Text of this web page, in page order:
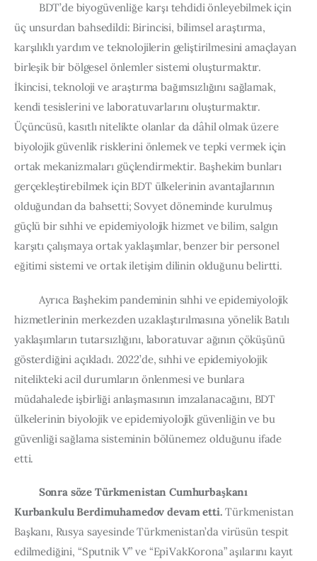
BDT’de biyogüvenliğe karşı tehdidi önleyebilmek için
üç unsurdan bahsedildi: Birincisi, bilimsel araştırma,
karşılıklı yardım ve teknolojilerin geliştirilmesini amaçlayan
birleşik bir bölgesel önlemler sistemi oluşturmaktır.
İkincisi, teknoloji ve araştırma bağımsızlığını sağlamak,
kendi tesislerini ve laboratuvarlarını oluşturmaktır.
Üçüncüsü, kasıtlı nitelikte olanlar da dâhil olmak üzere
biyolojik güvenlik risklerini önlemek ve tepki vermek için
ortak mekanizmaları güçlendirmektir. Başhekim bunları
gerçekleştirebilmek için BDT ülkelerinin avantajlarının
olduğundan da bahsetti; Sovyet döneminde kurulmuş
güçlü bir sıhhi ve epidemiyolojik hizmet ve bilim, salgın
karşıtı çalışmaya ortak yaklaşımlar, benzer bir personel
eğitimi sistemi ve ortak iletişim dilinin olduğunu belirtti.
Ayrıca Başhekim pandeminin sıhhi ve epidemiyolojik
hizmetlerinin merkezden uzaklaştırılmasına yönelik Batılı
yaklaşımların tutarsızlığını, laboratuvar ağının çöküşünü
gösterdiğini açıkladı. 2022’de, sıhhi ve epidemiyolojik
nitelikteki acil durumların önlenmesi ve bunlara
müdahalede işbirliği anlaşmasının imzalanacağını, BDT
ülkelerinin biyolojik ve epidemiyolojik güvenliğin ve bu
güvenliği sağlama sisteminin bölünemez olduğunu ifade
etti.
Sonra söze Türkmenistan Cumhurbaşkanı
Kurbankulu Berdimuhamedov devam etti. Türkmenistan
Başkanı, Rusya sayesinde Türkmenistan’da virüsün tespit
edilmediğini, “Sputnik V” ve “EpiVakKorona” aşılarını kayıt